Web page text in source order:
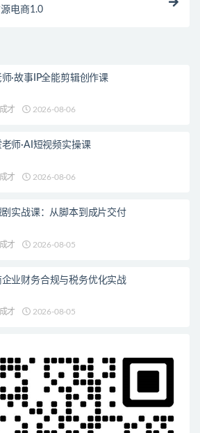
电商1.0
师·故事IP全能剪辑创作课
才 2026-08-06
师·AI短视频实操课
才 2026-08-06
实战课：从脚本到成片交付
才 2026-08-05
企业财务合规与税务优化实战
才 2026-08-05